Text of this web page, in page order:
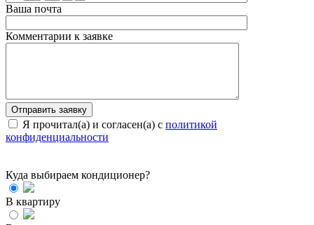
Ваша почта
Комментарии к заявке
Я прочитал(а) и согласен(а) с политикой
конфиденциальности
Куда выбираем кондиционер?
В квартиру